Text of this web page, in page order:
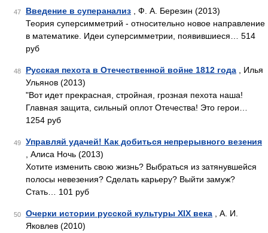
47 Введение в суперанализ , Ф. А. Березин (2013)
Теория суперсимметрий - относительно новое направление
в математике. Идеи суперсимметрии, появившиеся… 514
руб
48 Русская пехота в Отечественной войне 1812 года , Илья
Ульянов (2013)
"Вот идет прекрасная, стройная, грозная пехота наша!
Главная защита, сильный оплот Отечества! Это герои…
1254 руб
49
Управляй удачей! Как добиться непрерывного везения
, Алиса Ночь (2013)
Хотите изменить свою жизнь? Выбраться из затянувшейся
полосы невезения? Сделать карьеру? Выйти замуж?
Стать… 101 руб
50 Очерки истории русской культуры XIX века , А. И.
Яковлев (2010)